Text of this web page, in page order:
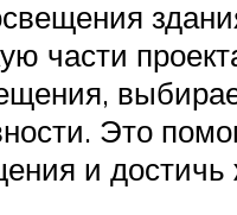
части
Это
и